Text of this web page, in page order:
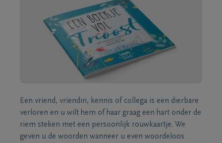
Een vriend, vriendin, kennis of collega is een dierbare
verloren en u wilt hem of haar graag een hart onder de
riem steken met een persoonlijk rouwkaartje. We
geven u de woorden wanneer u even woordeloos